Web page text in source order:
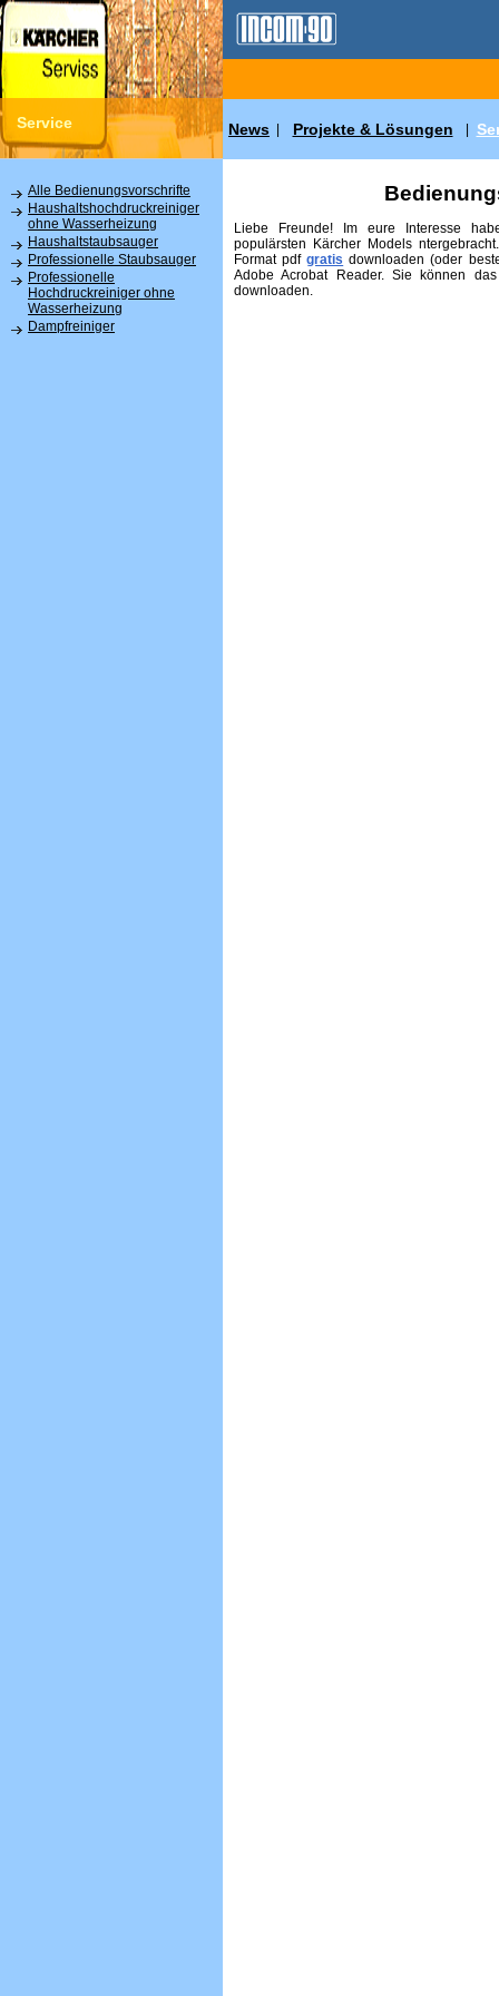
Service News Projekte & Lösungen
Alle Bedienungsvorschrifte
Haushaltshochdruckreiniger
ohne Wasserheizung
Haushaltstaubsauger
Professionelle Staubsauger
Professionelle
Hochdruckreiniger ohne
Wasserheizung
Dampfreiniger
Liebe Freunde! Im eure Interesse
populärsten Kärcher Models
Format pdfgratis downloaden (oder
Adobe Acrobat Reader. Sie können
downloaden.